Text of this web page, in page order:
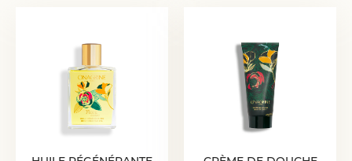
HUILE RÉGÉNÉRANTE
19,90€
CRÈME DE DOUCHE
13,00€